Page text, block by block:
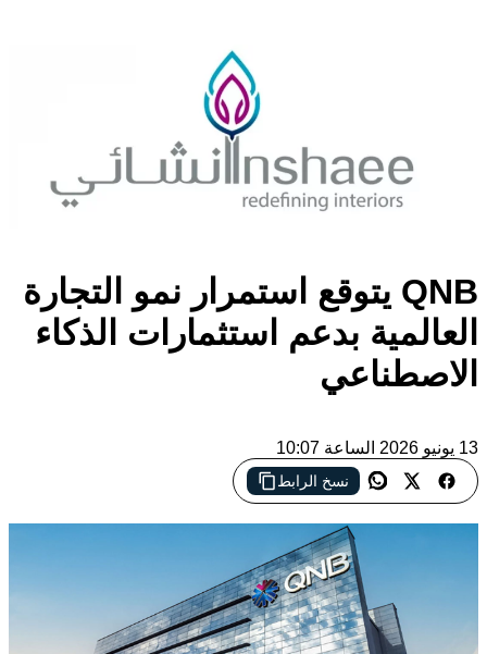
QNB يتوقع استمرار نمو التجارة
العالمية بدعم استثمارات الذكاء
الاصطناعي
13 يونيو 2026 الساعة 10:07
نسخ الرابط